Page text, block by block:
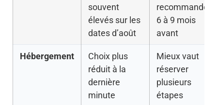
souvent
élevés sur les
dates d’août
recommandée
6 à 9 mois
avant
Hébergement
Choix plus
réduit à la
dernière
minute
Mieux vaut
réserver
plusieurs
étapes